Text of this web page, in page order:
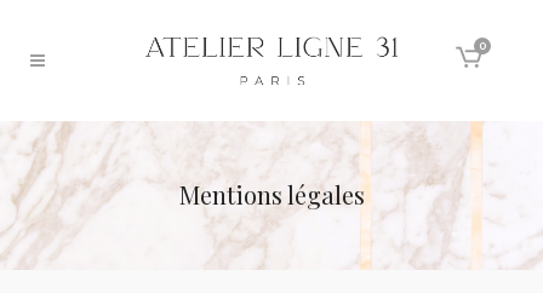
0
Mentions légales